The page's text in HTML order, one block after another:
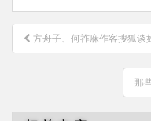
文
章
方舟子、何祚庥作客搜狐谈
那